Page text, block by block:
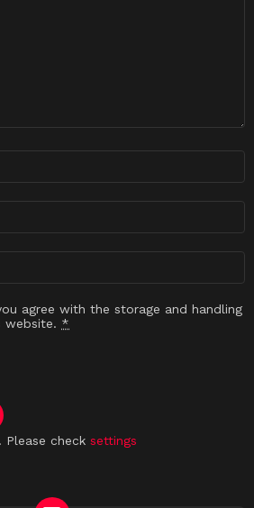
agree with the storage and handling
website. *
Please check settings